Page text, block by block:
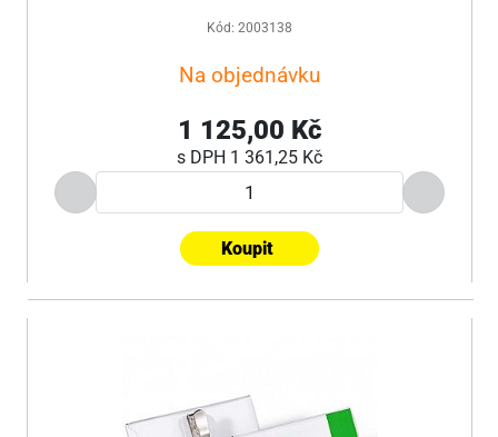
Kód: 2003138
Na objednávku
1 125,00 Kč
s DPH 1 361,25 Kč
Koupit